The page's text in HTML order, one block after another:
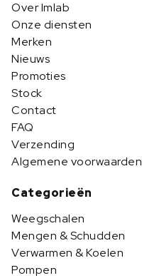
Over Imlab
Onze diensten
Merken
Nieuws
Promoties
Stock
Contact
FAQ
Verzending
Algemene voorwaarden
Categorieën
Weegschalen
Mengen & Schudden
Verwarmen & Koelen
Pompen